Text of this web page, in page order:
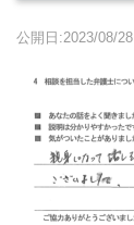
公開日:2023/08/28